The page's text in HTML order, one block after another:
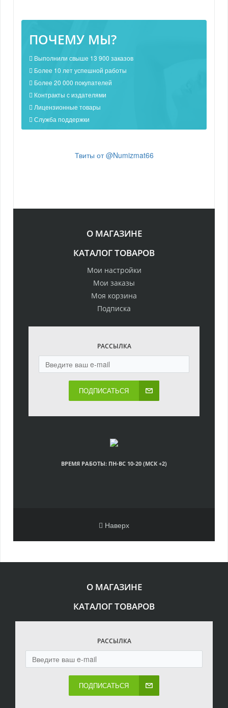
ПОЧЕМУ МЫ?
Выполнили свыше 13 900 заказов
Более 10 лет успешной работы
Более 20 000 покупателей
Контракты с издателями
Лицензионные товары
Служба поддержки
Твиты от @Numizmat66
О МАГАЗИНЕ
КАТАЛОГ ТОВАРОВ
Мои настройки
Мои заказы
Моя корзина
Подписка
РАССЫЛКА
ПОДПИСАТЬСЯ
ВРЕМЯ РАБОТЫ: ПН-ВС 10-20 (МСК +2)
Наверх
О МАГАЗИНЕ
КАТАЛОГ ТОВАРОВ
РАССЫЛКА
ПОДПИСАТЬСЯ